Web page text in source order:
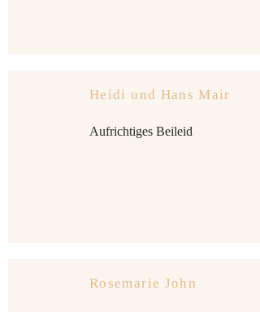
Heidi und Hans Mair
Aufrichtiges Beileid
Rosemarie John